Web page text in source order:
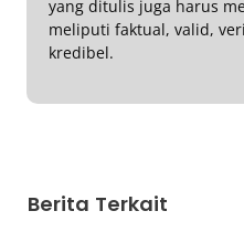
yang ditulis juga harus
meliputi faktual, valid,
kredibel.
Berita Terkait